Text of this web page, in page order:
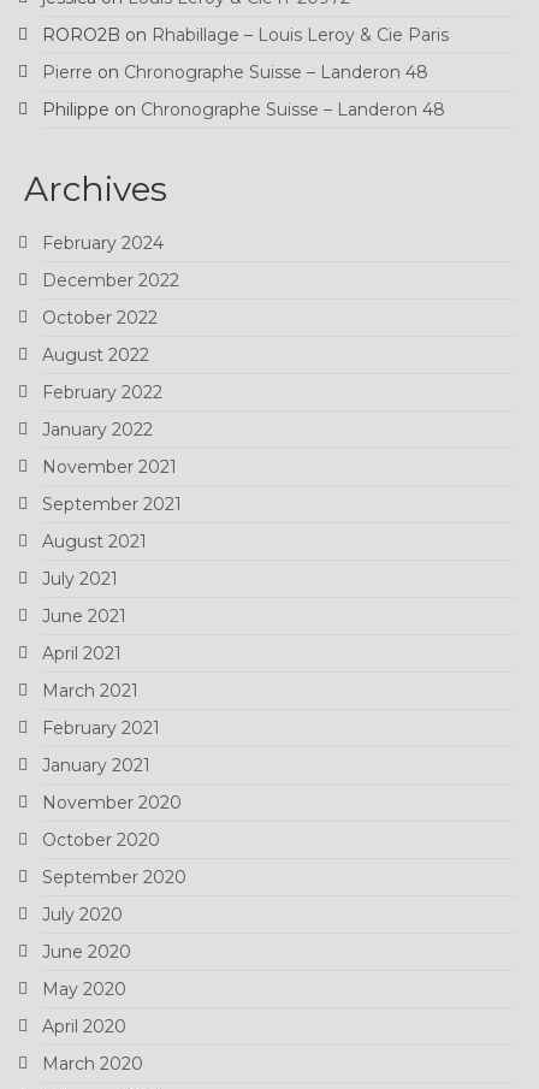
RORO2B on Rhabillage – Louis Leroy & Cie Paris
Pierre on Chronographe Suisse – Landeron 48
Philippe on Chronographe Suisse – Landeron 48
Archives
February 2024
December 2022
October 2022
August 2022
February 2022
January 2022
November 2021
September 2021
August 2021
July 2021
June 2021
April 2021
March 2021
February 2021
January 2021
November 2020
October 2020
September 2020
July 2020
June 2020
May 2020
April 2020
March 2020